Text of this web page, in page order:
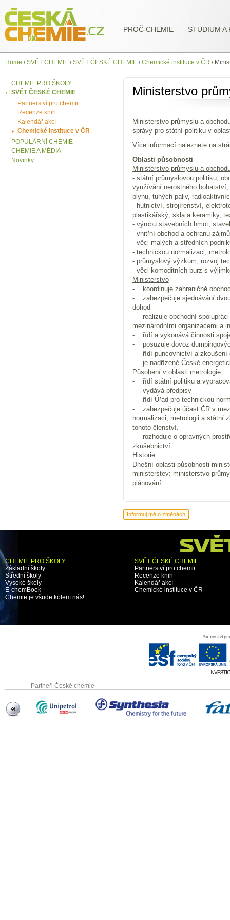
PROČ CHEMIE STUDIUM A
Home / SVĚT CHEMIE / SVĚT ČESKÉ CHEMIE / Chemické instituce v ČR /
CHEMIE PRO ŠKOLY
SVĚT ČESKÉ CHEMIE
Partnerství pro chemii
Recenze knih
Kalendář akcí
Chemické instituce v ČR
POPULÁRNÍ CHEMIE
CHEMIE A MÉDIA
Novinky
Ministerstvo
Ministerstvo průmyslu a
správy pro státní politiku v
Více informací naleznete na
Oblasti působnosti
Ministerstvo průmyslu a
- státní průmyslovou politiku,
využívání nerostného
plynu, tuhých paliv,
- hutnictví, strojírenství,
plastikářský, skla a keramiky,
- výrobu stavebních hmot,
- vnitřní obchod a ochranu
- věci malých a středních
- technickou normalizaci,
- průmyslový výzkum, rozvoj
- věci komoditních burz s
Ministerstvo
- koordinuje zahraničně
- zabezpečuje sjednávání
dohod
- realizuje obchodní spolupráci
mezinárodními organizacemi a
- řídí a vykonává činnosti
- posuzuje dovoz
- řídí puncovnictví a zkoušení
- je nadřízené České
Působení v oblasti metrologie
- řídí státní politiku a
- vydává předpisy
- řídí Úřad pro technickou
- zabezpečuje účast ČR v
normalizaci, metrologii a státní
tohoto členství.
- rozhoduje o opravných
zkušebnictví.
Historie
Dnešní oblasti působnosti
ministerstev: ministerstvo
plánování.
CHEMIE PRO ŠKOLY
Základní školy
Střední školy
Vysoké školy
E-chemBook
Chemie je všude kolem nás!
SVĚT ČESKÉ CHEMIE
Partnerství pro chemii
Recenze knih
Kalendář akcí
Chemické instituce v ČR
Partneři České chemie